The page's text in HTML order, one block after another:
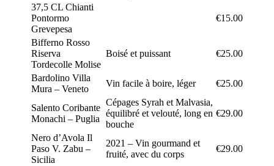
37,5 CL Chianti
Pontormo
Grevepesa
€15.00
Bifferno Rosso
Riserva
Tordecolle Molise
Boisé et puissant €25.00
Bardolino Villa
Mura – Veneto
Vin facile à boire, léger €25.00
Salento Coribante
Monachi – Puglia
Cépages Syrah et Malvasia,
équilibré et velouté, long en
bouche
€29.00
Nero d’Avola Il
Paso V. Zabu –
Sicilia
2021 – Vin gourmand et
fruité, avec du corps
€29.00